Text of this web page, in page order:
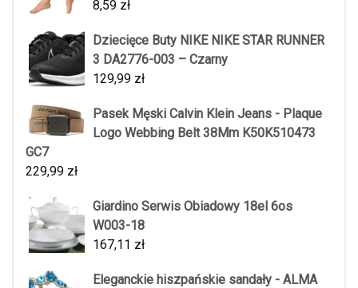
8,59 zł
Dziecięce Buty NIKE NIKE STAR RUNNER
3 DA2776-003 – Czarny
129,99 zł
Pasek Męski Calvin Klein Jeans - Plaque
Logo Webbing Belt 38Mm K50K510473
GC7
229,99 zł
Giardino Serwis Obiadowy 18el 6os
W003-18
167,11 zł
Eleganckie hiszpańskie sandały - ALMA